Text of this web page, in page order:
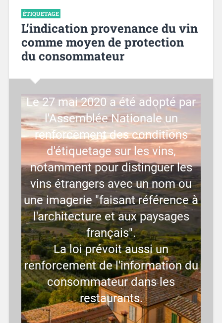
ÉTIQUETAGE
L’indication provenance du vin
comme moyen de protection
du consommateur
Le 27 mai 2020 a été adopté par
l'Assemblée Nationale un
renforcement des conditions
d'étiquetage sur les vins,
notamment pour distinguer les
vins étrangers avec un nom ou
une imagerie "faisant référence à
l'architecture et aux paysages
français".
La loi prévoit aussi un
renforcement de l'information du
consommateur dans les
restaurants.